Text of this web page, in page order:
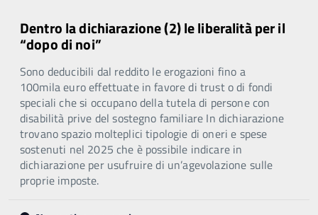
Dentro la dichiarazione (2) le liberalità per il
“dopo di noi”
Sono deducibili dal reddito le erogazioni fino a
100mila euro effettuate in favore di trust o di fondi
speciali che si occupano della tutela di persone con
disabilità prive del sostegno familiare In dichiarazione
trovano spazio molteplici tipologie di oneri e spese
sostenuti nel 2025 che è possibile indicare in
dichiarazione per usufruire di un’agevolazione sulle
proprie imposte.